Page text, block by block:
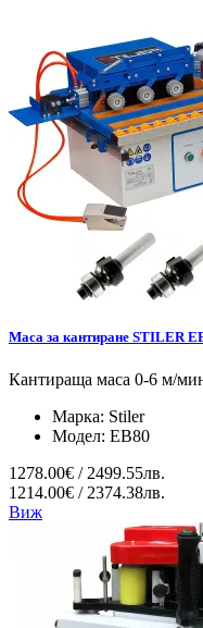
Маса за кантиране STILER
Кантираща маса 0-6 м/
Марка: Stiler
Модел: EB80
1278.00€ / 2499.55лв.
1214.00€ / 2374.38лв.
Виж